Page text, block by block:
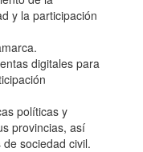
EN EL
y la participación
digitales para
políticas y
provincias, así
sociedad civil.